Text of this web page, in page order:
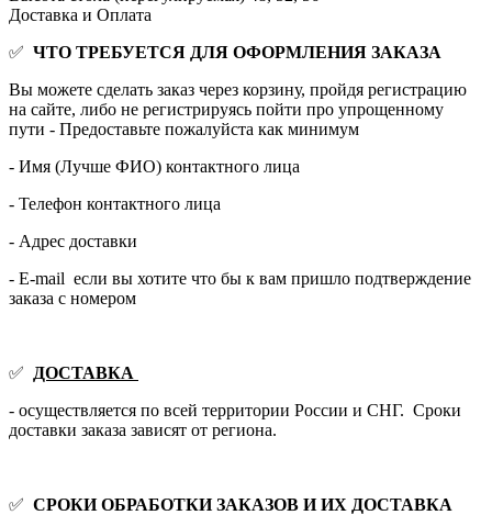
Доставка и Оплата
✅ ЧТО ТРЕБУЕТСЯ ДЛЯ ОФОРМЛЕНИЯ ЗАКАЗА
Вы можете сделать заказ через корзину, пройдя регистрацию
на сайте, либо не регистрируясь пойти про упрощенному
пути - Предоставьте пожалуйста как минимум
- Имя (Лучше ФИО) контактного лица
- Телефон контактного лица
- Адрес доставки
- E-mail если вы хотите что бы к вам пришло подтверждение
заказа с номером
✅
ДОСТАВКА
- осуществляется по всей территории России и СНГ. Сроки
доставки заказа зависят от региона.
✅ СРОКИ ОБРАБОТКИ ЗАКАЗОВ И ИХ ДОСТАВКА